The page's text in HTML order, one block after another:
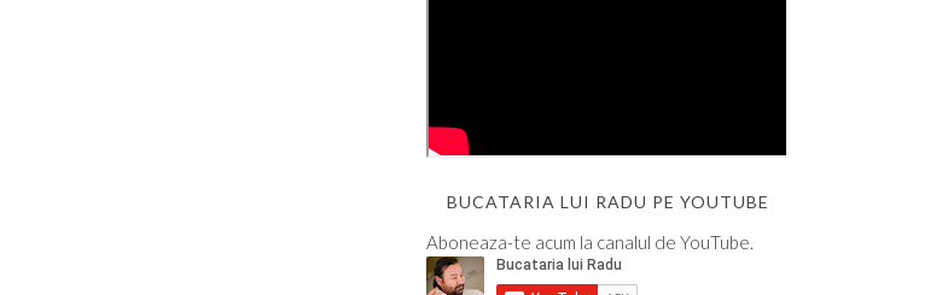
BUCATARIA LUI RADU PE YOUTUBE
Aboneaza-te acum la canalul de YouTube.